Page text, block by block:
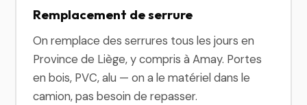
Remplacement de serrure
On remplace des serrures tous les jours en
Province de Liège, y compris à Amay. Portes
en bois, PVC, alu — on a le matériel dans le
camion, pas besoin de repasser.